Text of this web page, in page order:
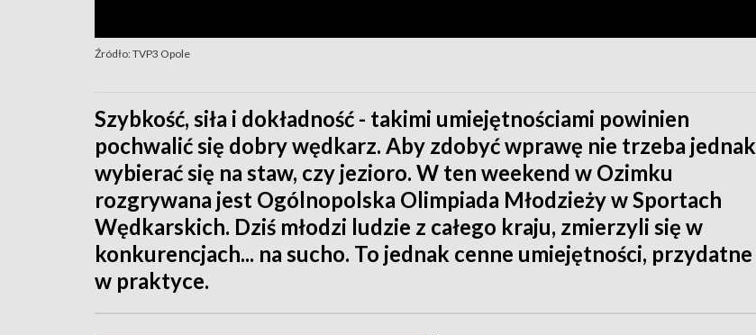
Źródło: TVP3 Opole
Szybkość, siła i dokładność - takimi umiejętnościami powinien
pochwalić się dobry wędkarz. Aby zdobyć wprawę nie trzeba jednak
wybierać się na staw, czy jezioro. W ten weekend w Ozimku
rozgrywana jest Ogólnopolska Olimpiada Młodzieży w Sportach
Wędkarskich. Dziś młodzi ludzie z całego kraju, zmierzyli się w
konkurencjach... na sucho. To jednak cenne umiejętności, przydatne
w praktyce.